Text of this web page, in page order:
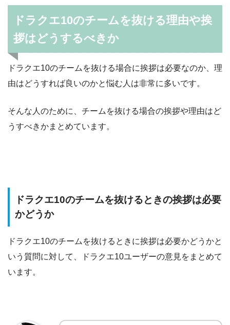
ドラクエ10のチームを抜ける理由や挨
拶はどうするべきか
ドラクエ10のチームを抜ける場合に挨拶は必要なのか、理
由はどうすれば良いのかと悩む人は非常に多いです。
そんな人のために、チームを抜ける場合の挨拶や理由はど
うすべきかまとめています。
ドラクエ10のチームを抜けるときの挨拶は必要
かどうか
ドラクエ10のチームを抜けるときに挨拶は必要かどうかと
いう質問に対して、ドラクエ10ユーザーの意見をまとめて
います。